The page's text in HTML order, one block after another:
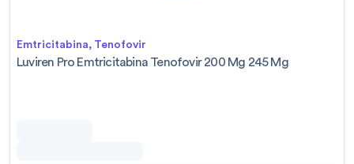
Emtricitabina, Tenofovir
Luviren Pro Emtricitabina Tenofovir 200 Mg 245 Mg